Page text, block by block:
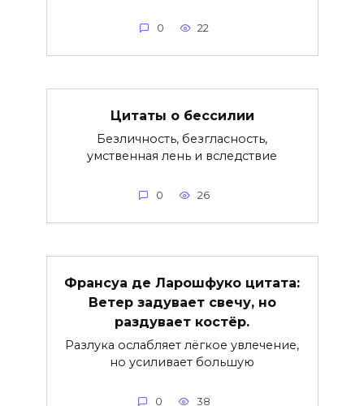
0 22
Цитаты о бессилии
Безличность, безгласность,
умственная лень и вследствие
0 26
Франсуа де Ларошфуко цитата:
Ветер задувает свечу, но
раздувает костёр.
Разлука ослабляет лёгкое увлечение,
но усиливает большую
0 38